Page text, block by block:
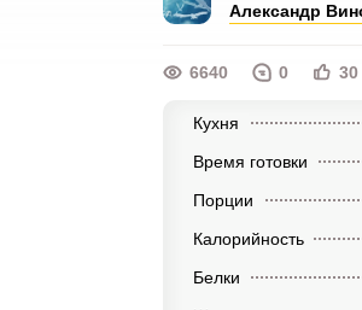
Александр
6640 0 30
Кухня
Время готовки
Порции
Калорийность
Белки